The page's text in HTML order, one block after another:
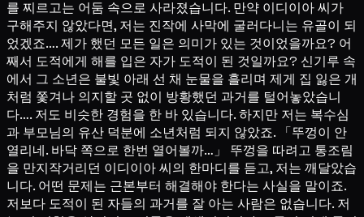
를 찌르고는 어둠 속으로 사라졌습니다. 만약 이디이아 씨가
구해주지 않았다면, 저는 진작에 사막에 굴러다니는 유골이 되
었겠죠…. 제가 했던 모든 일은 의미가 있는 것이었을까요? 어
째서 도적에게 해를 입은 자가 도적이 된 것일까요? 신기루 속
에서 그 소년은 불빛 아래 선 채 눈물을 흘리며 제게 집 잃은 개
처럼 쫓겨나 의지할 곳 없이 방황했던 과거를 털어놓았습니
다…. 저도 비슷한 경험을 한 바 있습니다. 하지만 저는 복수심
과 부모님의 유산 덕분에 소년처럼 되지 않았죠. 「뚜껑이 안
열리네. 바닥 쪽으로 한번 열어볼까…」 뚜껑을 따려고 통조림
을 만지작거리던 이디이아 씨의 한마디를 듣고, 저는 깨달았습
니다. 어떤 문제는 근본부터 해결해야 한다는 사실을 말이죠.
저보다 도적이 된 자들의 과거를 잘 아는 사람은 없습니다. 저